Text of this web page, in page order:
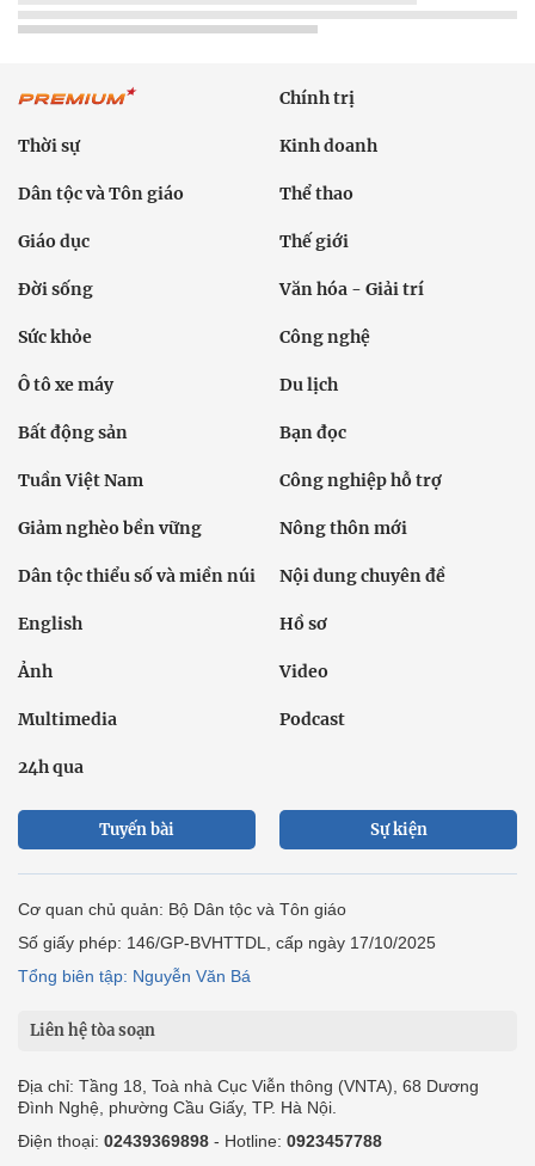
Chính trị
Thời sự Kinh doanh
Dân tộc và Tôn giáo Thể thao
Giáo dục Thế giới
Đời sống Văn hóa - Giải trí
Sức khỏe Công nghệ
Ô tô xe máy Du lịch
Bất động sản Bạn đọc
Tuần Việt Nam Công nghiệp hỗ trợ
Giảm nghèo bền vững Nông thôn mới
Dân tộc thiểu số và miền núi Nội dung chuyên đề
English Hồ sơ
Ảnh Video
Multimedia Podcast
24h qua
Tuyến bài Sự kiện
Cơ quan chủ quản: Bộ Dân tộc và Tôn giáo
Số giấy phép: 146/GP-BVHTTDL, cấp ngày 17/10/2025
Tổng biên tập: Nguyễn Văn Bá
Liên hệ tòa soạn
Địa chỉ: Tầng 18, Toà nhà Cục Viễn thông (VNTA), 68 Dương
Đình Nghệ, phường Cầu Giấy, TP. Hà Nội.
Điện thoại: 02439369898 - Hotline: 0923457788